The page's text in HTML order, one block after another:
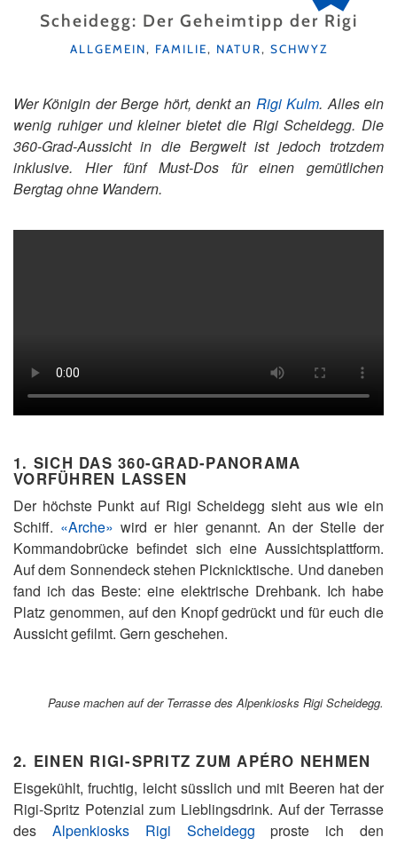
Scheidegg: Der Geheimtipp der Rigi
KATEGORIEN
ALLGEMEIN, FAMILIE, NATUR, SCHWYZ
Wer Königin der Berge hört, denkt an Rigi Kulm. Alles ein
wenig ruhiger und kleiner bietet die Rigi Scheidegg. Die
360-Grad-Aussicht in die Bergwelt ist jedoch trotzdem
inklusive. Hier fünf Must-Dos für einen gemütlichen
Bergtag ohne Wandern.
1. SICH DAS 360-GRAD-PANORAMA
VORFÜHREN LASSEN
Der höchste Punkt auf Rigi Scheidegg sieht aus wie ein
Schiff. «Arche» wird er hier genannt. An der Stelle der
Kommandobrücke befindet sich eine Aussichtsplattform.
Auf dem Sonnendeck stehen Picknicktische. Und daneben
fand ich das Beste: eine elektrische Drehbank. Ich habe
Platz genommen, auf den Knopf gedrückt und für euch die
Aussicht gefilmt. Gern geschehen.
Pause machen auf der Terrasse des Alpenkiosks Rigi Scheidegg.
2. EINEN RIGI-SPRITZ ZUM APÉRO NEHMEN
Eisgekühlt, fruchtig, leicht süsslich und mit Beeren hat der
Rigi-Spritz Potenzial zum Lieblingsdrink. Auf der Terrasse
des Alpenkiosks Rigi Scheidegg proste ich den